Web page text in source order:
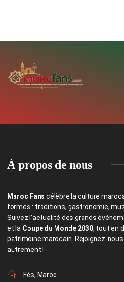
À propos de nous
Maroc Fans célèbre la culture
formes : traditions, gastronomie,
Suivez l’actualité des grands
et la Coupe du Monde 2030, tout en
patrimoine marocain. Rejoignez-
autrement !
Fès, Maroc